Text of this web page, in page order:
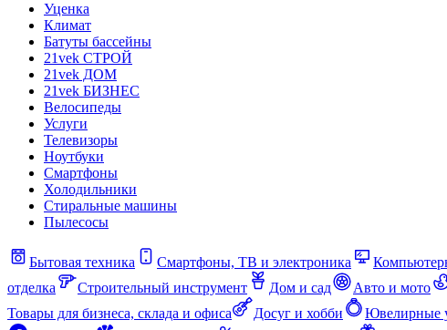
Уценка
Климат
Батуты бассейны
21vek СТРОЙ
21vek ДОМ
21vek БИЗНЕС
Велосипеды
Услуги
Телевизоры
Ноутбуки
Смартфоны
Холодильники
Стиральные машины
Пылесосы
Бытовая техника Смартфоны, ТВ и электроника
отделка
Строительный инструмент Дом и сад Авто и мото
Товары для бизнеса, склада и офиса
Досуг и хобби Ювелирные